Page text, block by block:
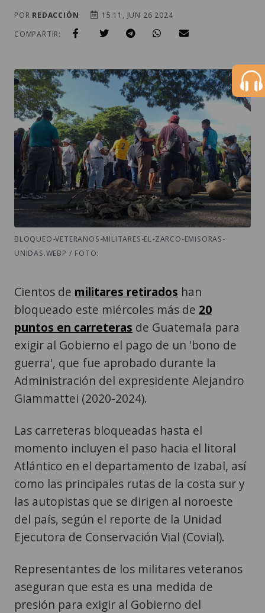
POR REDACCIÓN
15:11, JUN 26 2024
COMPARTIR:
BLOQUEO-VETERANOS-MILITARES-EL-ZARCO-EMISORAS-
UNIDAS.WEBP / FOTO:
Cientos de militares retirados han
bloqueado este miércoles más de 20
puntos en carreteras de Guatemala para
exigir al Gobierno el pago de un 'bono de
guerra', que fue aprobado durante la
Administración del expresidente Alejandro
Giammattei (2020-2024).
Las carreteras bloqueadas hasta el
momento incluyen el paso hacia el litoral
Atlántico en el departamento de Izabal, así
como las principales rutas de la costa sur y
las autopistas que se dirigen al noroeste
del país, según el reporte de la Unidad
Ejecutora de Conservación Vial (Covial).
Representantes de los militares veteranos
aseguran que esta es una medida de
presión para exigir al Gobierno del